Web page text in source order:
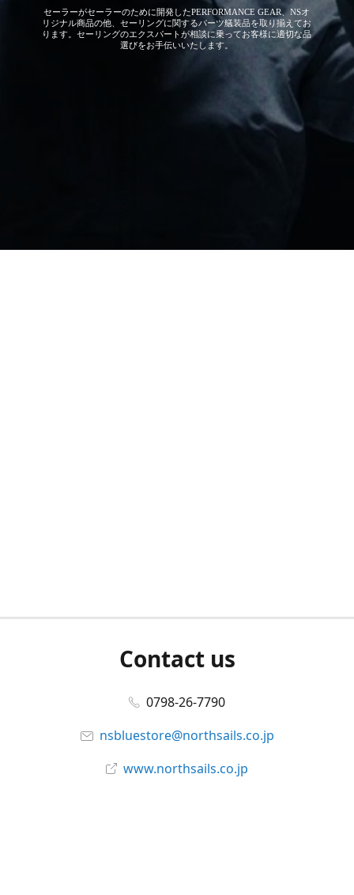
セーラーがセーラーのために開発したPERFORMANCE GEAR、NSオ
リジナル商品の他、セーリングに関するパーツ艤装品を取り揃えてお
ります。セーリングのエクスパートが相談に乗ってお客様に適切な品
選びをお手伝いいたします。
Contact us
0798-26-7790
nsbluestore@northsails.co.jp
www.northsails.co.jp